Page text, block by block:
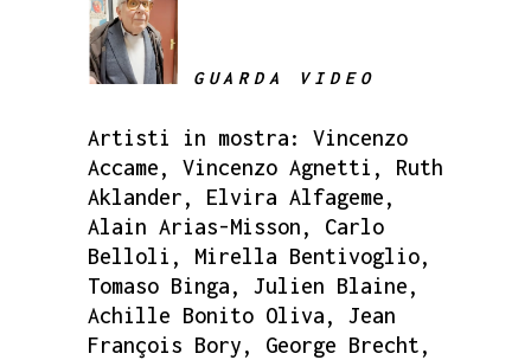
GUARDA VIDEO
Artisti in mostra: Vincenzo
Accame, Vincenzo Agnetti, Ruth
Aklander, Elvira Alfageme,
Alain Arias-Misson, Carlo
Belloli, Mirella Bentivoglio,
Tomaso Binga, Julien Blaine,
Achille Bonito Oliva, Jean
François Bory, George Brecht,